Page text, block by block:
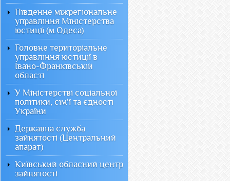
Південне міжрегіональне
управління Міністерства
юстиції (м.Одеса)
Головне територіальне
управління юстиції в
Івано-Франківській
області
У Міністерстві соціальної
політики, сім'ї та єдності
України
Державна служба
зайнятості (Центральний
апарат)
Київський обласний центр
зайнятості